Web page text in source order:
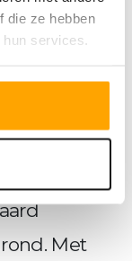
die ze hebben
services.
biedt
Met